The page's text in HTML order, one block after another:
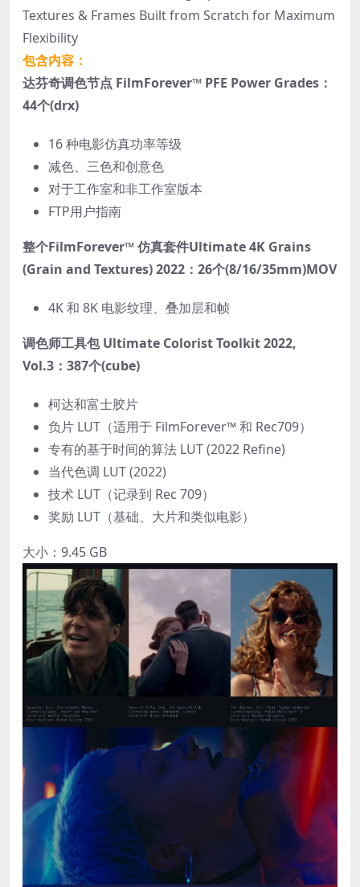
Textures & Frames Built from Scratch for Maximum
Flexibility
包含内容：
达芬奇调色节点 FilmForever™ PFE Power Grades：
44个(drx)
16 种电影仿真功率等级
减色、三色和创意色
对于工作室和非工作室版本
FTP用户指南
整个FilmForever™ 仿真套件Ultimate 4K Grains
(Grain and Textures) 2022：26个(8/16/35mm)MOV
4K 和 8K 电影纹理、叠加层和帧
调色师工具包 Ultimate Colorist Toolkit 2022,
Vol.3：387个(cube)
柯达和富士胶片
负片 LUT（适用于 FilmForever™ 和 Rec709）
专有的基于时间的算法 LUT (2022 Refine)
当代色调 LUT (2022)
技术 LUT（记录到 Rec 709）
奖励 LUT（基础、大片和类似电影）
大小：9.45 GB